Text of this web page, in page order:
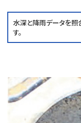
水深と降雨データを照
す。